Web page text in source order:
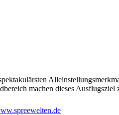
machen dieses Ausflugsziel